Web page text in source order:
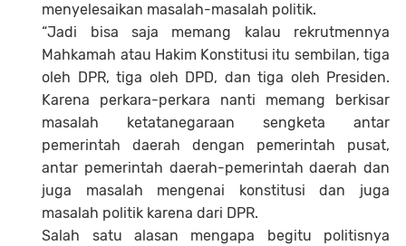
menyelesaikan masalah-masalah politik.
“Jadi bisa saja memang kalau rekrutmennya
Mahkamah atau Hakim Konstitusi itu sembilan, tiga
oleh DPR, tiga oleh DPD, dan tiga oleh Presiden.
Karena perkara-perkara nanti memang berkisar
masalah ketatanegaraan sengketa antar
pemerintah daerah dengan pemerintah pusat,
antar pemerintah daerah-pemerintah daerah dan
juga masalah mengenai konstitusi dan juga
masalah politik karena dari DPR.
Salah satu alasan mengapa begitu politisnya